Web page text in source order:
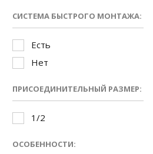
СИСТЕМА БЫСТРОГО МОНТАЖА:
Есть
Нет
ПРИСОЕДИНИТЕЛЬНЫЙ РАЗМЕР:
1/2
ОСОБЕННОСТИ: